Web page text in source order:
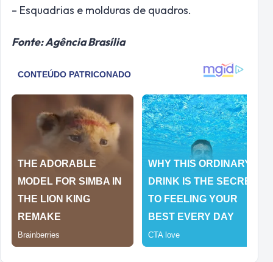
– Esquadrias e molduras de quadros.
Fonte: Agência Brasília